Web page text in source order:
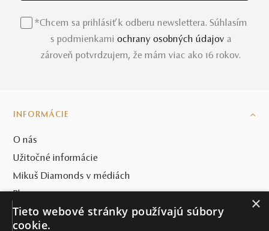
*Chcem sa prihlásiť k odberu newslettera. Súhlasím
s podmienkami ochrany osobných údajov a
zároveň potvrdzujem, že mám viac ako 16 rokov.
INFORMÁCIE
O nás
Užitočné informácie
Mikuš Diamonds v médiách
Blog
SVET MIKUŠ DIAMONDS
×
Tieto webové stránky používajú súbory
cookie.